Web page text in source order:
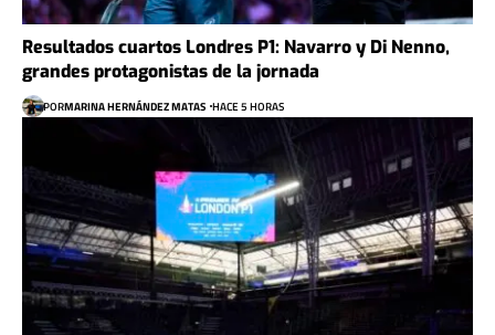
Resultados cuartos Londres P1: Navarro y Di Nenno,
grandes protagonistas de la jornada
PORMARINA HERNÁNDEZ MATAS HACE 5 HORAS